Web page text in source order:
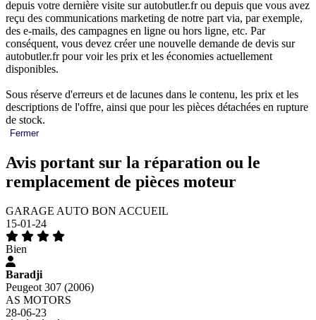
depuis votre dernière visite sur autobutler.fr ou depuis que vous avez
reçu des communications marketing de notre part via, par exemple,
des e-mails, des campagnes en ligne ou hors ligne, etc. Par
conséquent, vous devez créer une nouvelle demande de devis sur
autobutler.fr pour voir les prix et les économies actuellement
disponibles.
Sous réserve d'erreurs et de lacunes dans le contenu, les prix et les
descriptions de l'offre, ainsi que pour les pièces détachées en rupture
de stock.
Fermer
Avis portant sur la réparation ou le
remplacement de pièces moteur
GARAGE AUTO BON ACCUEIL
15-01-24
Bien
Baradji
Peugeot 307 (2006)
AS MOTORS
28-06-23